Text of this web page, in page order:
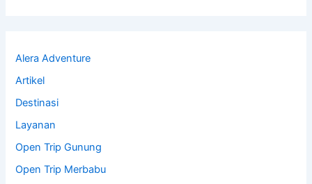
Alera Adventure
Artikel
Destinasi
Layanan
Open Trip Gunung
Open Trip Merbabu